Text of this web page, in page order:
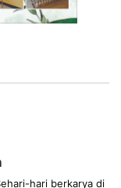
hari berkarya di